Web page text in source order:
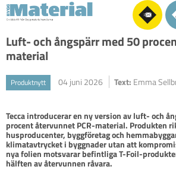
Luft- och ångspärr med 50
material
Produktnytt 04 juni 2026 Text: Emma
Tecca introducerar en ny version av luft- och
procent återvunnet PCR-material. Produkten
husproducenter, byggföretag och
klimatavtrycket i byggnader utan att
nya folien motsvarar befintliga T-Foil-
hälften av återvunnen råvara.